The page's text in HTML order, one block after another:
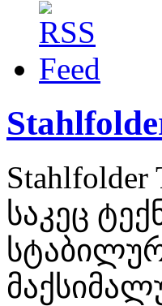
საკეც